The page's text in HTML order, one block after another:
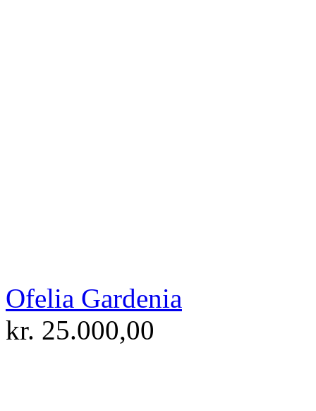
Ofelia Gardenia
kr. 25.000,00